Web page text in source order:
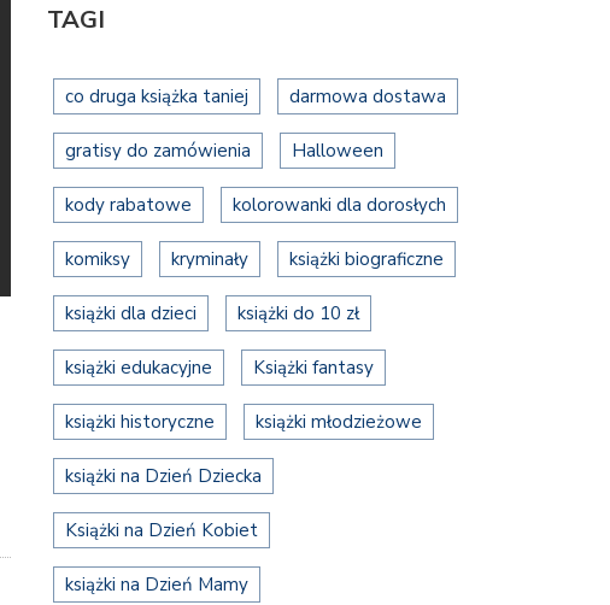
TAGI
co druga książka taniej darmowa dostawa
gratisy do zamówienia Halloween
kody rabatowe kolorowanki dla dorosłych
komiksy kryminały książki biograficzne
książki dla dzieci książki do 10 zł
książki edukacyjne Książki fantasy
książki historyczne książki młodzieżowe
książki na Dzień Dziecka
Książki na Dzień Kobiet
książki na Dzień Mamy